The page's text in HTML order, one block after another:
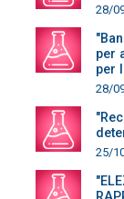
28/
per
per
28/
25/